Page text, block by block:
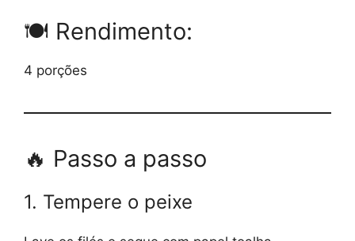
🍽️ Rendimento:
4 porções
🔥 Passo a passo
1. Tempere o peixe